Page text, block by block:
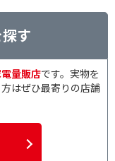
す
量販店です。実物を
はぜひ最寄りの店舗